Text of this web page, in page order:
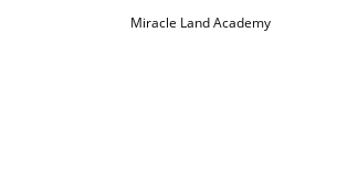
Miracle Land Academy
Miraclelandacademy@gmail.com |